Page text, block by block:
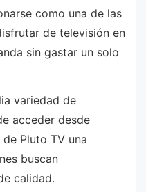
como una de las
de televisión en
sin gastar un solo
variedad de
acceder desde
Pluto TV una
buscan
calidad.